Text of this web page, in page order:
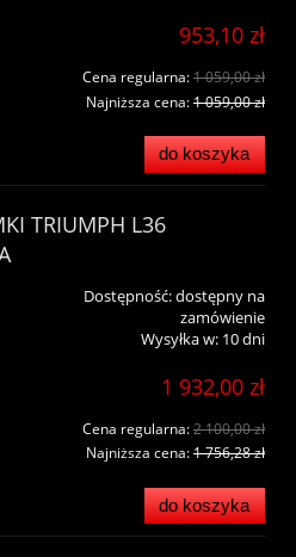
953,10 zł
Cena regularna:1 059,00 zł
Najniższa cena:1 059,00 zł
do koszyka
TRIUMPH L36
Dostępność:dostępny na
zamówienie
Wysyłka w: 10 dni
1 932,00 zł
Cena regularna:2 100,00 zł
Najniższa cena:1 756,28 zł
do koszyka